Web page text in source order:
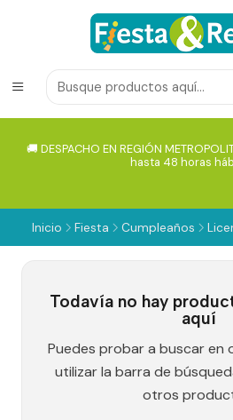
🚚 DESPACHO EN REGIÓN
hasta 48 horas
Inicio Fiesta Cumpleaños
Todavía no hay
aquí
Puedes probar a buscar en
utilizar la barra de
otros